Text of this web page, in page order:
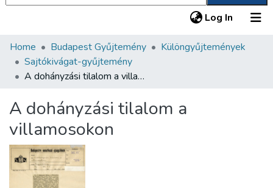
Log In (current)
Communities & Collections
All of DSpace
About us
Home Budapest Gyűjtemény
Különgyűjtemények
Sajtókivágat-gyűjtemény
A dohányzási tilalom a villamosokon
A dohányzási tilalom a
villamosokon